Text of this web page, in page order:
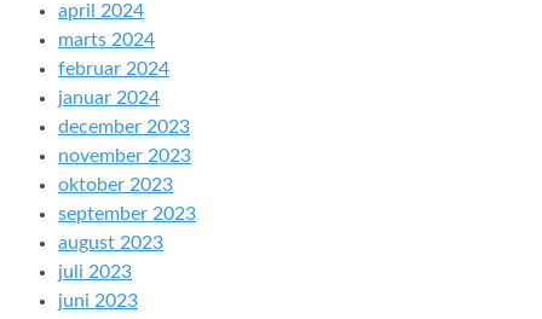
april 2024
marts 2024
februar 2024
januar 2024
december 2023
november 2023
oktober 2023
september 2023
august 2023
juli 2023
juni 2023